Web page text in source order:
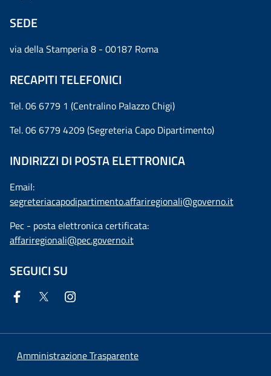
SEDE
via della Stamperia 8 - 00187 Roma
RECAPITI TELEFONICI
Tel. 06 6779 1 (Centralino Palazzo Chigi)
Tel. 06 6779 4209 (Segreteria Capo Dipartimento)
INDIRIZZI DI POSTA ELETTRONICA
Email:
segreteriacapodipartimento.affariregionali@governo.it
Pec - posta elettronica certificata:
affariregionali@pec.governo.it
SEGUICI SU
Amministrazione Trasparente